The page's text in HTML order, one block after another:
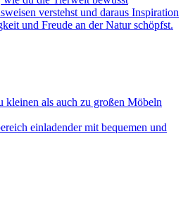
verstehst und daraus Inspiration
und Freude an der Natur schöpfst.
kleinen als auch zu großen Möbeln
einladender mit bequemen und